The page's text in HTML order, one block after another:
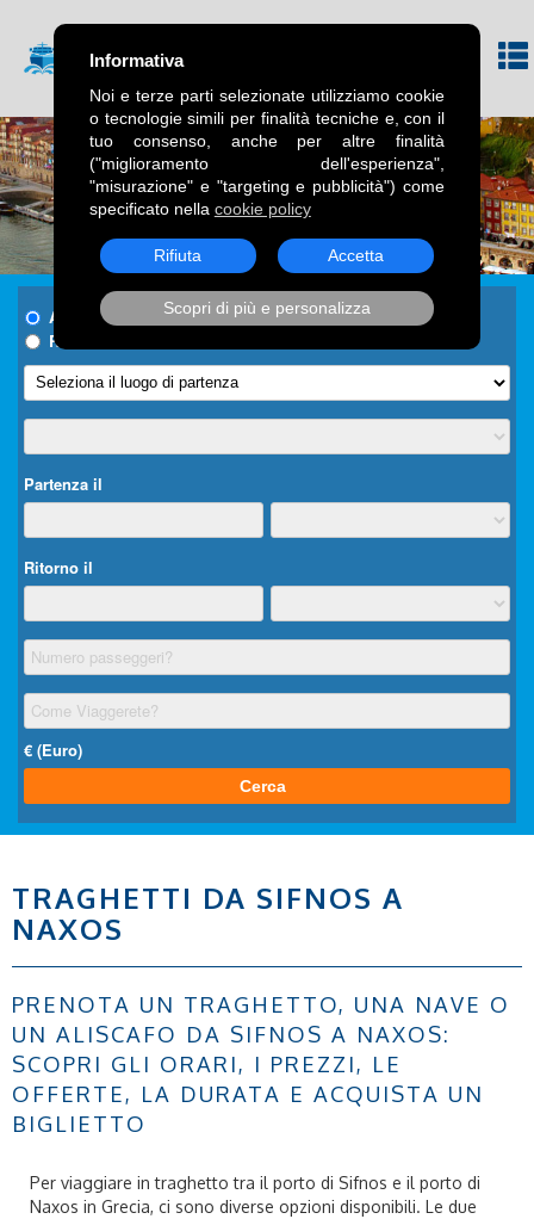
TRAGHETTI DA SIFNOS A
NAXOS
PRENOTA UN TRAGHETTO, UNA NAVE O
UN ALISCAFO DA SIFNOS A NAXOS:
SCOPRI GLI ORARI, I PREZZI, LE
OFFERTE, LA DURATA E ACQUISTA UN
BIGLIETTO
Per viaggiare in traghetto tra il porto di Sifnos e il porto di
Naxos in Grecia, ci sono diverse opzioni disponibili. Le due
Informativa
Noi e terze parti selezionate utilizziamo cookie
o tecnologie simili per finalità tecniche e, con il
tuo consenso, anche per altre finalità
("miglioramento dell'esperienza",
"misurazione" e "targeting e pubblicità") come
specificato nella cookie policy
Rifiuta Accetta
Scopri di più e personalizza